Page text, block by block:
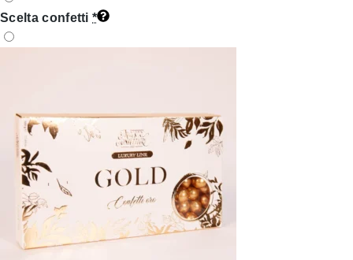
Scelta confetti *